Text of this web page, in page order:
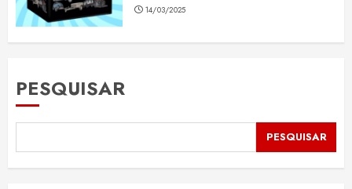
14/03/2025
PESQUISAR
PESQUISAR